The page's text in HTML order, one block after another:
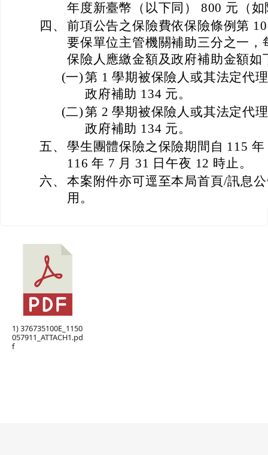
年度新臺幣（以下同） 800 元（
四、 前項公告之保險費依保險條例第
要保單位主管機關補助三分之一，
保險人應繳金額及政府補助金額如
(一)第 1 學期被保險人或其法定代
政府補助 134 元。
(二)第 2 學期被保險人或其法定代
政府補助 134 元。
五、 學生團體保險之保險期間自 115
116 年 7 月 31 日午夜 12 時止。
六、 本案附件亦可逕至本局首頁/訊息
用。
1) 376735100E_1150
057911_ATTACH1.pd
f